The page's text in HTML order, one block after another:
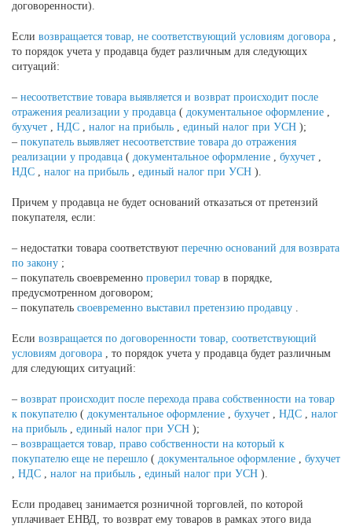
договоренности).
Если возвращается товар, не соответствующий условиям договора ,
то порядок учета у продавца будет различным для следующих
ситуаций:
– несоответствие товара выявляется и возврат происходит после
отражения реализации у продавца ( документальное оформление ,
бухучет , НДС , налог на прибыль , единый налог при УСН );
– покупатель выявляет несоответствие товара до отражения
реализации у продавца ( документальное оформление , бухучет ,
НДС , налог на прибыль , единый налог при УСН ).
Причем у продавца не будет оснований отказаться от претензий
покупателя, если:
– недостатки товара соответствуют перечню оснований для возврата
по закону ;
– покупатель своевременно проверил товар в порядке,
предусмотренном договором;
– покупатель своевременно выставил претензию продавцу .
Если возвращается по договоренности товар, соответствующий
условиям договора , то порядок учета у продавца будет различным
для следующих ситуаций:
– возврат происходит после перехода права собственности на товар
к покупателю ( документальное оформление , бухучет , НДС , налог
на прибыль , единый налог при УСН );
– возвращается товар, право собственности на который к
покупателю еще не перешло ( документальное оформление , бухучет
, НДС , налог на прибыль , единый налог при УСН ).
Если продавец занимается розничной торговлей, по которой
уплачивает ЕНВД, то возврат ему товаров в рамках этого вида